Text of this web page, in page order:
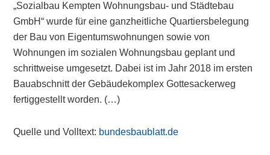
„Sozialbau Kempten Wohnungsbau- und Städtebau
GmbH“ wurde für eine ganzheitliche Quartiersbelegung
der Bau von Eigentumswohnungen sowie von
Wohnungen im sozialen Wohnungsbau geplant und
schrittweise umgesetzt. Dabei ist im Jahr 2018 im ersten
Bauabschnitt der Gebäudekomplex Gottesackerweg
fertiggestellt worden. (…)
Quelle und Volltext: bundesbaublatt.de